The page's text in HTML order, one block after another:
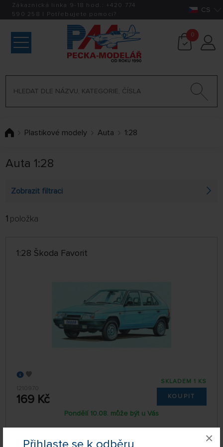
Přihlaste se k odběru
×
Zákaznická linka 9-18 hod.: +420 774
590 258 | Potřebujete pomoci? CS
0
Plastikové modely Auta 1:28
Auta 1:28
Zobrazit filtraci
POBOČKA
ŘADIT:
NEJNOVĚJŠÍ
32 NA STRÁNCE
1 položka
1:28 Škoda Favorit
1210970
169 Kč
SKLADEM 1 KS
KOUPIT
Pondělí 10.08. může být u Vás